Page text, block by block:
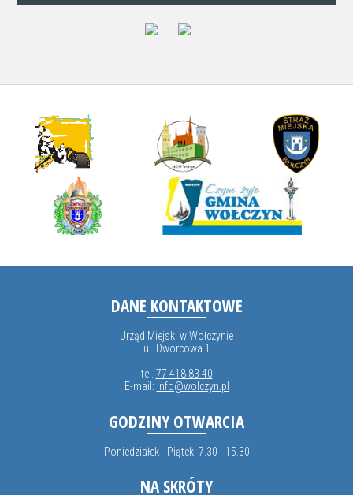
DANE KONTAKTOWE
Urząd Miejski w Wołczynie
ul. Dworcowa 1
tel. 77 418 83 40
E-mail: info@wolczyn.pl
GODZINY OTWARCIA
Poniedziałek - Piątek: 7.30 - 15.30
NA SKRÓTY